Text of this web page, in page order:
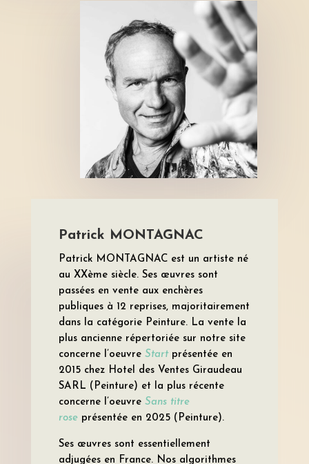
Patrick MONTAGNAC
Patrick MONTAGNAC est un artiste né
au XXème siècle. Ses œuvres sont
passées en vente aux enchères
publiques à 12 reprises, majoritairement
dans la catégorie Peinture. La vente la
plus ancienne répertoriée sur notre site
concerne l’oeuvre Start présentée en
2015 chez Hotel des Ventes Giraudeau
SARL (Peinture) et la plus récente
concerne l’oeuvre Sans titre
rose présentée en 2025 (Peinture).
Ses œuvres sont essentiellement
adjugées en France. Nos algorithmes